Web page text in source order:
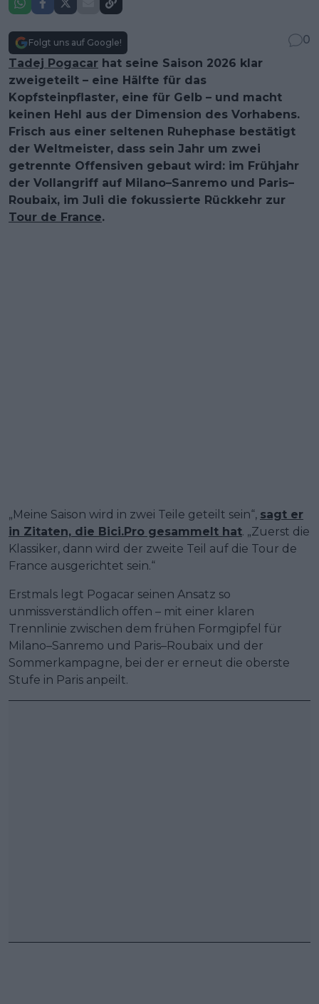
Folgt uns auf Google!
0
Tadej Pogacar hat seine Saison 2026 klar
zweigeteilt – eine Hälfte für das
Kopfsteinpflaster, eine für Gelb – und macht
keinen Hehl aus der Dimension des Vorhabens.
Frisch aus einer seltenen Ruhephase bestätigt
der Weltmeister, dass sein Jahr um zwei
getrennte Offensiven gebaut wird: im Frühjahr
der Vollangriff auf Milano–Sanremo und Paris–
Roubaix, im Juli die fokussierte Rückkehr zur
Tour de France.
„Meine Saison wird in zwei Teile geteilt sein“, sagt er
in Zitaten, die Bici.Pro gesammelt hat. „Zuerst die
Klassiker, dann wird der zweite Teil auf die Tour de
France ausgerichtet sein.“
Erstmals legt Pogacar seinen Ansatz so
unmissverständlich offen – mit einer klaren
Trennlinie zwischen dem frühen Formgipfel für
Milano–Sanremo und Paris–Roubaix und der
Sommerkampagne, bei der er erneut die oberste
Stufe in Paris anpeilt.